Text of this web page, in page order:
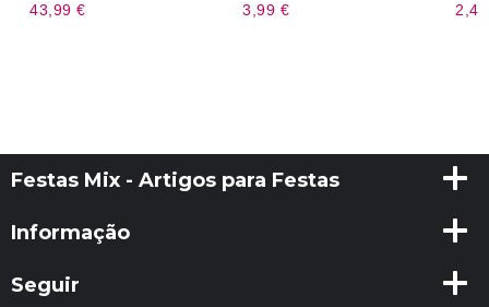
43,99 € 3,99 €
Festas Mix - Artigos para Festas
Informação
Seguir